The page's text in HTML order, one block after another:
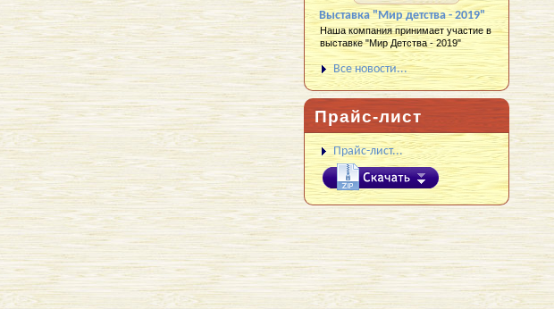
Выставка "Мир детства - 2019"
Наша компания принимает участие в
выставке "Мир Детства - 2019"
Все новости...
Прайс-лист
Прайс-лист...